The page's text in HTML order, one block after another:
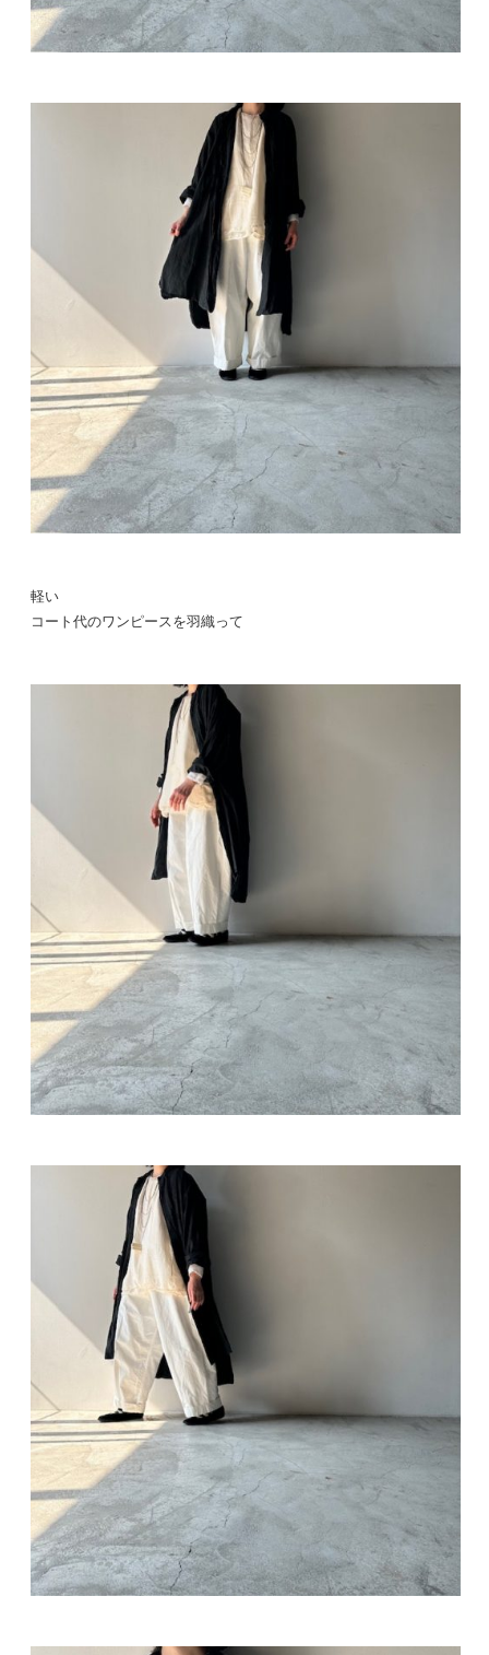
軽い
コート代のワンピースを羽織って